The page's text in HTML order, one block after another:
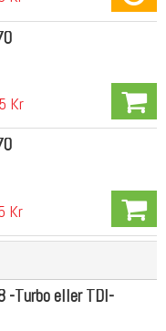
Kr
Kr
-Turbo eller TDI-